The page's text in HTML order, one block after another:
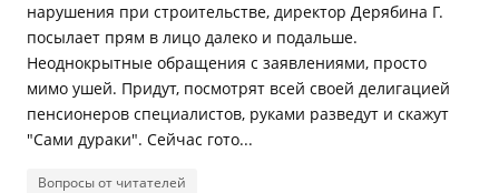
нарушения при строительстве, директор Дерябина Г.
посылает прям в лицо далеко и подальше.
Неоднокрытные обращения с заявлениями, просто
мимо ушей. Придут, посмотрят всей своей делигацией
пенсионеров специалистов, руками разведут и скажут
"Сами дураки". Сейчас гото...
Вопросы от читателей